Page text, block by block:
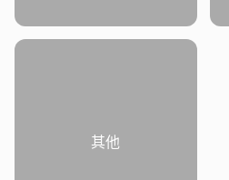
其他